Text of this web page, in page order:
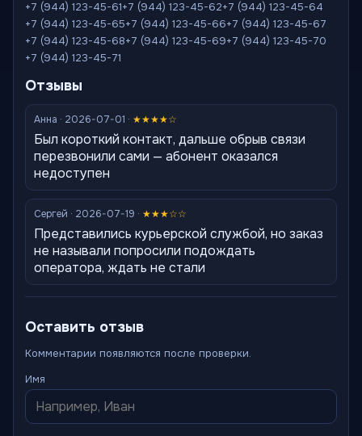
+7 (944) 123-45-61+7 (944) 123-45-62+7 (944) 123-45-64
+7 (944) 123-45-65+7 (944) 123-45-66+7 (944) 123-45-67
+7 (944) 123-45-68+7 (944) 123-45-69+7 (944) 123-45-70
+7 (944) 123-45-71
Отзывы
Анна · 2026-07-01 · ★★★★☆
Был короткий контакт, дальше обрыв связи
перезвонили сами — абонент оказался
недоступен
Сергей · 2026-07-19 · ★★★☆☆
Представились курьерской службой, но заказ
не называли попросили подождать
оператора, ждать не стали
Оставить отзыв
Комментарии появляются после проверки.
Имя